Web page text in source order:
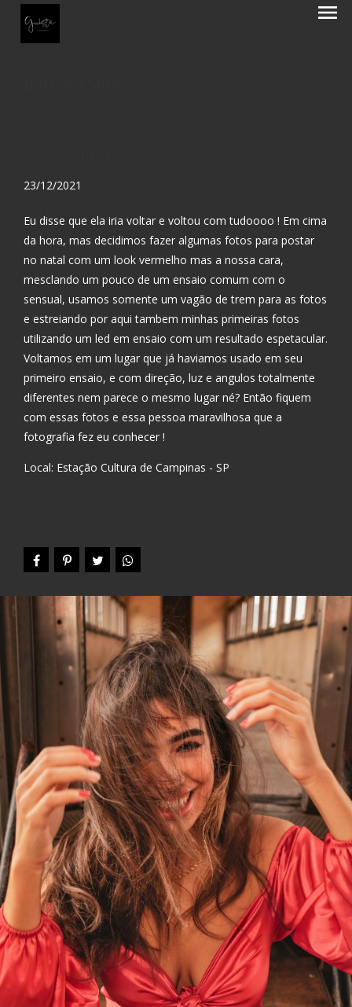
menu
23/12/2021
Eu disse que ela iria voltar e voltou com tudoooo ! Em cima
da hora, mas decidimos fazer algumas fotos para postar
no natal com um look vermelho mas a nossa cara,
mesclando um pouco de um ensaio comum com o
sensual, usamos somente um vagão de trem para as fotos
e estreiando por aqui tambem minhas primeiras fotos
utilizando um led em ensaio com um resultado espetacular.
Voltamos em um lugar que já haviamos usado em seu
primeiro ensaio, e com direção, luz e angulos totalmente
diferentes nem parece o mesmo lugar né? Então fiquem
com essas fotos e essa pessoa maravilhosa que a
fotografia fez eu conhecer !
Local: Estação Cultura de Campinas - SP